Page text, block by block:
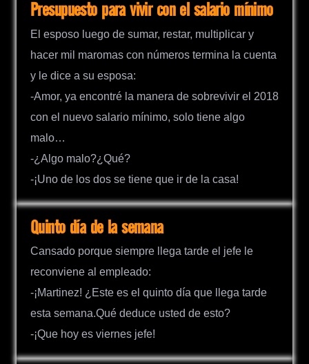
Presupuesto para vivir con el salario mínimo
El esposo luego de sumar, restar, multiplicar y
hacer mil maromas con números termina la cuenta
y le dice a su esposa:
-Amor, ya encontré la manera de sobrevivir el 2018
con el nuevo salario mínimo, solo tiene algo
malo…
-¿Algo malo?¿Qué?
-¡Uno de los dos se tiene que ir de la casa!
Quinto día de la semana
Cansado porque siempre llega tarde el jefe le
reconviene al empleado:
-¡Martinez! ¿Este es el quinto día que llega tarde
esta semana.Qué deduce usted de esto?
-¡Que hoy es viernes jefe!